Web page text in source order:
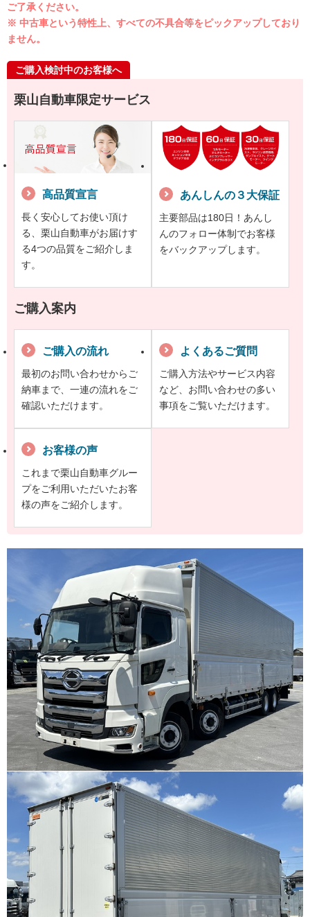
ご了承ください。
※ 中古車という特性上、すべての不具合等をピックアップしており
ません。
ご購入検討中のお客様へ
栗山自動車限定サービス
高品質宣言
長く安心してお使い頂け
る、栗山自動車がお届けす
る4つの品質をご紹介しま
す。
あんしんの３大保証
主要部品は180日！あんし
んのフォロー体制でお客様
をバックアップします。
ご購入案内
ご購入の流れ
最初のお問い合わせからご
納車まで、一連の流れをご
確認いただけます。
よくあるご質問
ご購入方法やサービス内容
など、お問い合わせの多い
事項をご覧いただけます。
お客様の声
これまで栗山自動車グルー
プをご利用いただいたお客
様の声をご紹介します。